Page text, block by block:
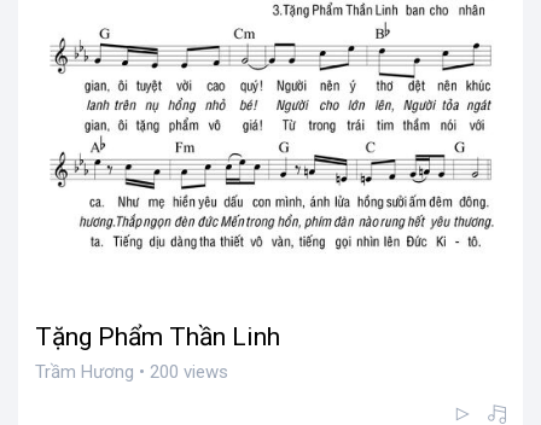
Tặng Phẩm Thần Linh
Trầm Hương • 200 views